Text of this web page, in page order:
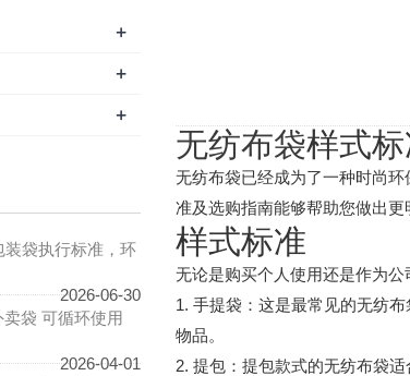
无纺布袋样式
无纺布袋已经成为了一种时尚
准及选购指南能够帮助您做出更
样式标准
无论是购买个人使用还是作为
1. 手提袋：这是最常见的无纺
物品。
2. 提包：提包款式的无纺布袋
+
+
+
袋执行标准，环
2026-06-30
袋 可循环使用
2026-04-01